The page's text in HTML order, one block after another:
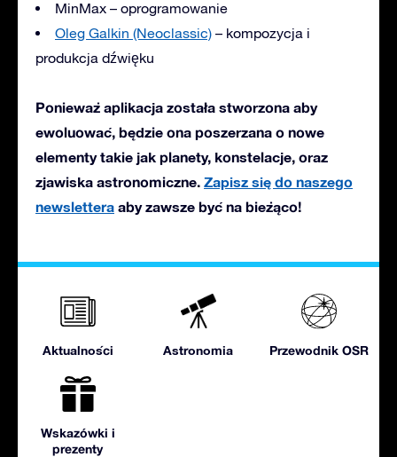
MinMax – oprogramowanie
Oleg Galkin (Neoclassic) – kompozycja i
produkcja dźwięku
Ponieważ aplikacja została stworzona aby
ewoluować, będzie ona poszerzana o nowe
elementy takie jak planety, konstelacje, oraz
zjawiska astronomiczne. Zapisz się do naszego
newslettera aby zawsze być na bieżąco!
Aktualności Astronomia Przewodnik OSR
Wskazówki i
prezenty